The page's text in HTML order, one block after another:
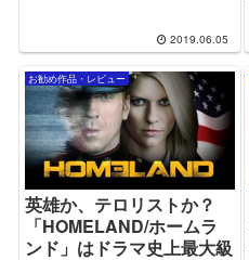
2019.06.05
お勧め作品・レビュー
英雄か、テロリストか？
「HOMELAND/ホームラ
ンド」はドラマ史上最大級